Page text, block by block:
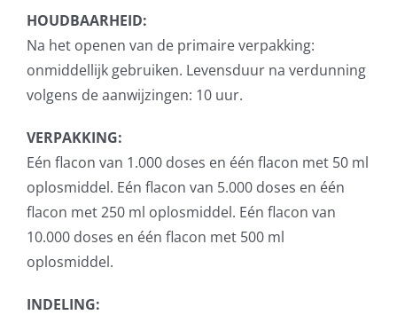
HOUDBAARHEID:
Na het openen van de primaire verpakking:
onmiddellijk gebruiken. Levensduur na verdunning
volgens de aanwijzingen: 10 uur.
VERPAKKING:
Eén flacon van 1.000 doses en één flacon met 50 ml
oplosmiddel. Eén flacon van 5.000 doses en één
flacon met 250 ml oplosmiddel. Eén flacon van
10.000 doses en één flacon met 500 ml
oplosmiddel.
INDELING: